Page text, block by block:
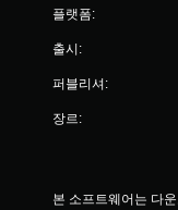
플랫폼:
출시:
퍼블리셔:
장르:
본 소프트웨어는 다